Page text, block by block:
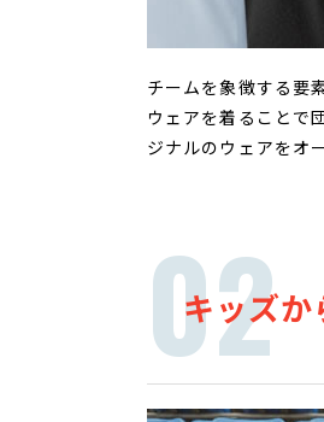
チームを象徴する要
ウェアを着ることで
ジナルのウェアをオ
キッズ